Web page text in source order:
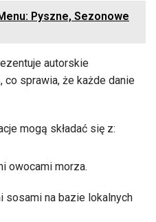
Pyszne, Sezonowe
autorskie
co sprawia, że każde danie
mogą składać się z:
owocami morza.
sosami na bazie lokalnych